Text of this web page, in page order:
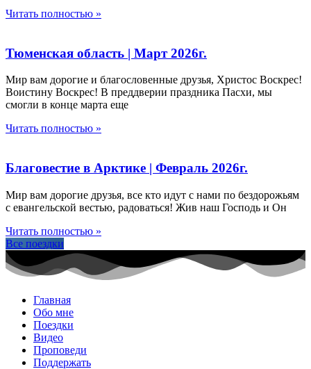
Читать полностью »
Тюменская область | Март 2026г.
Мир вам дорогие и благословенные друзья, Христос Воскрес!
Воистину Воскрес! В преддверии праздника Пасхи, мы
смогли в конце марта еще
Читать полностью »
Благовестие в Арктике | Февраль 2026г.
Мир вам дорогие друзья, все кто идут с нами по бездорожьям
с евангельской вестью, радоваться! Жив наш Господь и Он
Читать полностью »
Все поездки
Главная
Обо мне
Поездки
Видео
Проповеди
Поддержать